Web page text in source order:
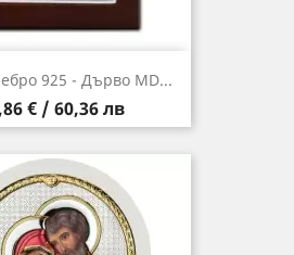
925 - Дърво MD...
€ / 60,36 лв